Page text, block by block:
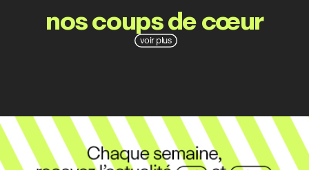
voir plus
nos coups de cœur